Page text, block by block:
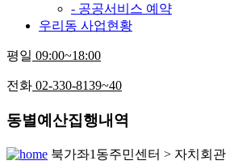
- 공공서비스 예약
우리동 사업현황
평일 09:00~18:00
전화 02-330-8139~40
동별예산집행내역
북가좌1동주민센터 > 자치회관